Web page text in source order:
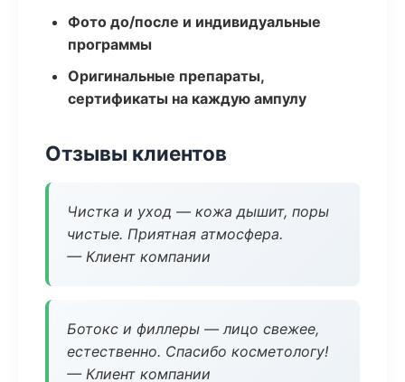
Фото до/после и индивидуальные
программы
Оригинальные препараты,
сертификаты на каждую ампулу
Отзывы клиентов
Чистка и уход — кожа дышит, поры
чистые. Приятная атмосфера.
— Клиент компании
Ботокс и филлеры — лицо свежее,
естественно. Спасибо косметологу!
— Клиент компании